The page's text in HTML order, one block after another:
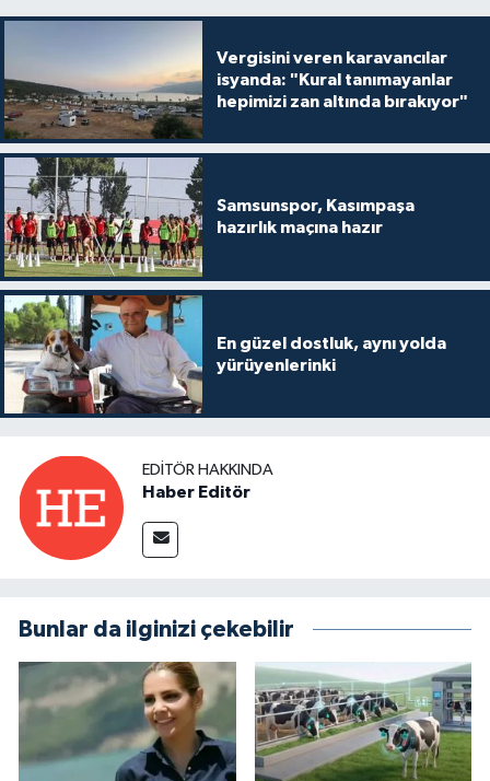
Vergisini veren karavancılar
isyanda: "Kural tanımayanlar
hepimizi zan altında bırakıyor"
Samsunspor, Kasımpaşa
hazırlık maçına hazır
En güzel dostluk, aynı yolda
yürüyenlerinki
EDITÖR HAKKINDA
Haber Editör
Bunlar da ilginizi çekebilir